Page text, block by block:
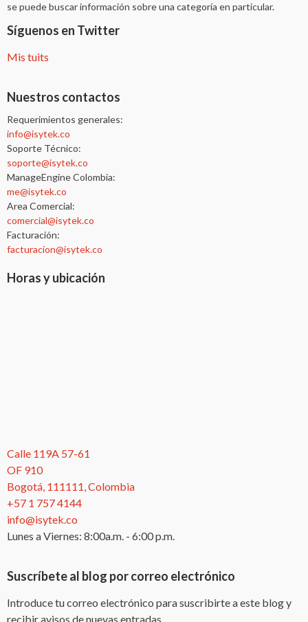
se puede buscar información sobre una categoría en particular.
Síguenos en Twitter
Mis tuits
Nuestros contactos
Requerimientos generales:
info@isytek.co
Soporte Técnico:
soporte@isytek.co
ManageEngine Colombia:
me@isytek.co
Area Comercial:
comercial@isytek.co
Facturación:
facturacion@isytek.co
Horas y ubicación
Calle 119A 57-61
OF 910
Bogotá, 111111, Colombia
+57 1 757 4144
info@isytek.co
Lunes a Viernes: 8:00a.m. - 6:00 p.m.
Suscríbete al blog por correo electrónico
Introduce tu correo electrónico para suscribirte a este blog y
recibir avisos de nuevas entradas.